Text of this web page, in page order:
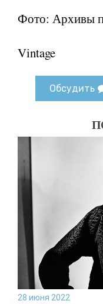
Фото: Архивы
Vintage
Обсудить
28 июня 2022